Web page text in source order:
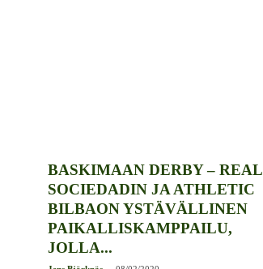
BASKIMAAN DERBY – REAL
SOCIEDADIN JA ATHLETIC
BILBAON YSTÄVÄLLINEN
PAIKALLISKAMPPAILU,
JOLLA...